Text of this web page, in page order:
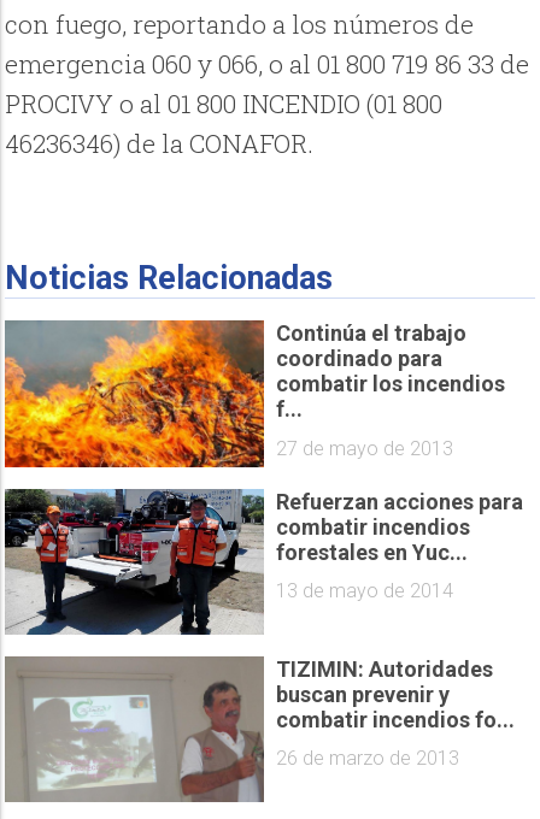
con fuego, reportando a los números de
emergencia 060 y 066, o al 01 800 719 86 33 de
PROCIVY o al 01 800 INCENDIO (01 800
46236346) de la CONAFOR.
Noticias Relacionadas
Continúa el trabajo
coordinado para
combatir los incendios
f...
27 de mayo de 2013
Refuerzan acciones para
combatir incendios
forestales en Yuc...
13 de mayo de 2014
TIZIMIN: Autoridades
buscan prevenir y
combatir incendios fo...
26 de marzo de 2013